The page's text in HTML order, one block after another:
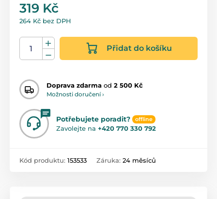
319 Kč
264 Kč bez DPH
Přidat do košíku
Doprava zdarma od 2 500 Kč
Možnosti doručení ›
Potřebujete poradit? offline
Zavolejte na +420 770 330 792
Kód produktu: 153533 Záruka: 24 měsíců